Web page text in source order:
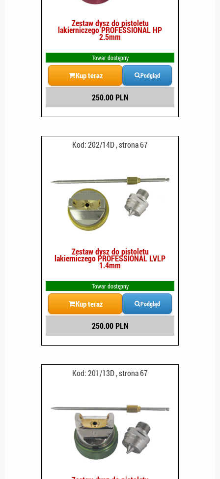
Zestaw dysz do pistoletu
lakierniczego PROFESSIONAL HP
2.5mm
Towar dostępny
Kup teraz Podgląd
250.00 PLN
Kod: 202/14D , strona 67
Zestaw dysz do pistoletu
lakierniczego PROFESSIONAL LVLP
1.4mm
Towar dostępny
Kup teraz Podgląd
250.00 PLN
Kod: 201/13D , strona 67